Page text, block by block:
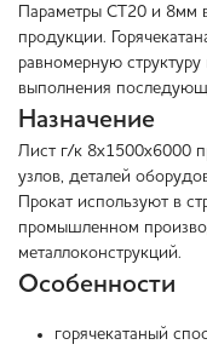
Параметры СТ20 и 8мм
продукции.
равномерную
выполнения
Назначение
Лист г/к 8х1500х6000
узлов, деталей
Прокат используют в
промышленном
металлоконструкций.
Особенности
горячекатаный